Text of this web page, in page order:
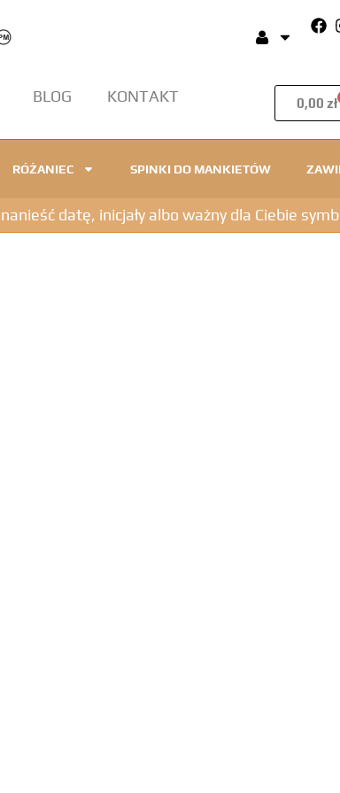
BLOG KONTAKT 0,00 zł
RÓŻANIEC SPINKI DO MANKIETÓW
datę, inicjały albo ważny dla Ciebie